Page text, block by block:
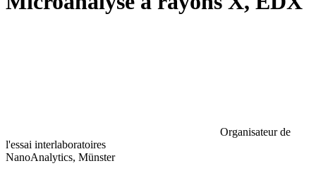
Organisateur de
l'essai interlaboratoires
NanoAnalytics, Münster